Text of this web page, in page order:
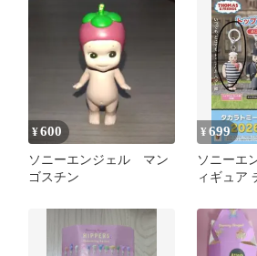
¥600
ソニーエンジェル マン
ゴスチン
¥699
ソニーエ
ィギュア